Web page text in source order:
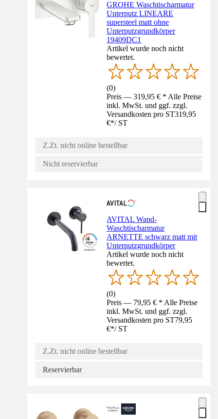
GROHE Waschtischarmatur
Unterputz LINEARE
supersteel matt ohne
Unterputzgrundkörper
19409DC1
Artikel wurde noch nicht
bewertet.
(0)
Preis — 319,95 € * Alle Preise
inkl. MwSt. und ggf. zzgl.
Versandkosten pro ST319,95
€*/ ST
Z.Zt. nicht online bestellbar
Nicht reservierbar
AVITAL Wand-
Waschtischarmatur
ARNETTE schwarz matt mit
Unterputzgrundkörper
Artikel wurde noch nicht
bewertet.
(0)
Preis — 79,95 € * Alle Preise
inkl. MwSt. und ggf. zzgl.
Versandkosten pro ST79,95
€*/ ST
Z.Zt. nicht online bestellbar
Reservierbar